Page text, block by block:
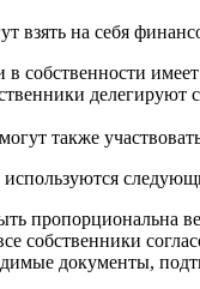
на себя
собственности
также
пропорциональна
собственники
документы,